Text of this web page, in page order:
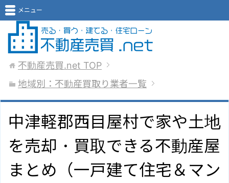
メニュー
不動産売買.net TOP
地域別：不動産買取り業者一覧
中津軽郡西目屋村で家や土地
を売却・買取できる不動産屋
まとめ（一戸建て住宅＆マン